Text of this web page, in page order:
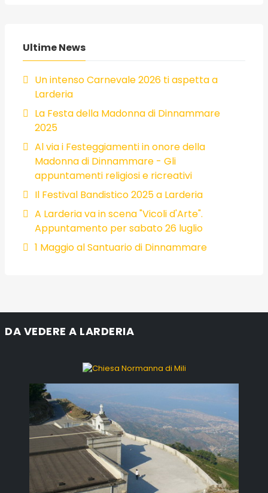
Ultime News
Un intenso Carnevale 2026 ti aspetta a
Larderia
La Festa della Madonna di Dinnammare
2025
Al via i Festeggiamenti in onore della
Madonna di Dinnammare - Gli
appuntamenti religiosi e ricreativi
Il Festival Bandistico 2025 a Larderia
A Larderia va in scena "Vicoli d'Arte".
Appuntamento per sabato 26 luglio
1 Maggio al Santuario di Dinnammare
DA VEDERE A LARDERIA